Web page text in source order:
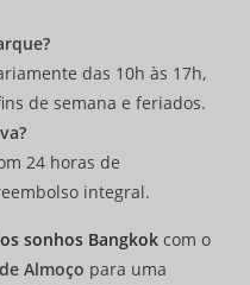
das 10h às 17h,
de semana e feriados.
24 horas de
integral.
sonhos Bangkok com o
Almoço para uma